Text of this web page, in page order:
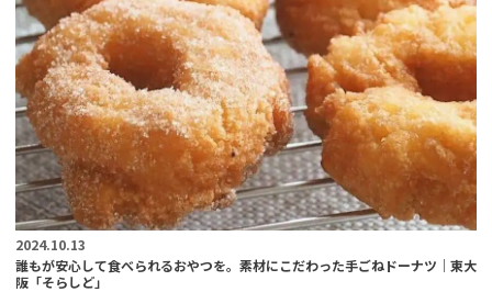
2024.10.13
誰もが安心して食べられるおやつを。素材にこだわった手ごねドーナツ｜東大
阪「そらしど」